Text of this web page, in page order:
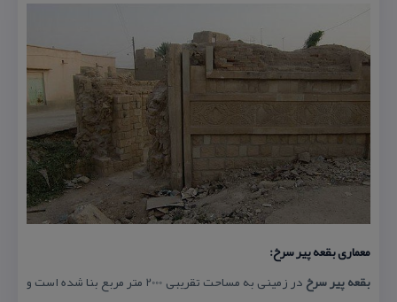
معماری بقعه پیر سرخ:
بقعه پیر سرخ
در زمینی به مساحت تقریبی 2000 متر مربع بنا شده است و